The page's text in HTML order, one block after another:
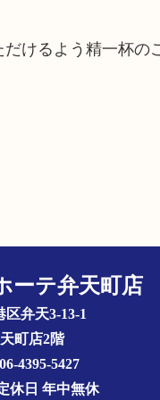
けるよう精一杯の
ーテ弁天町店
区弁天3-13-1
町店2階
4395-5427
休日 年中無休